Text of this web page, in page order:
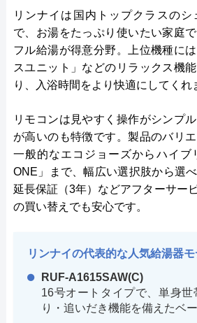
リンナイは国内トップクラスのシ
で、お湯をたっぷり使いたい家庭
フル給湯が得意分野。上位機種に
スユニット」などのリラックス機
り、入浴時間をより快適にしてくれ
リモコンは見やすく操作がシンプ
が高いのも特徴です。製品のバリ
一般的なエコジョーズからハイブ
ONE」まで、幅広い選択肢から選
延長保証（3年）などアフターサー
の買い替えでも安心です。
リンナイの代表的な人気給湯器
RUF-A1615SAW(C)
16号オートタイプで、単身世
り・追いだき機能を備えたベ